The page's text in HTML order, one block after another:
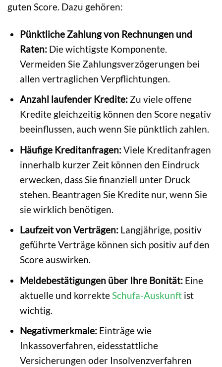
guten Score. Dazu gehören:
Pünktliche Zahlung von Rechnungen und
Raten:Die wichtigste Komponente.
Vermeiden Sie Zahlungsverzögerungen bei
allen vertraglichen Verpflichtungen.
Anzahl laufender Kredite:Zu viele offene
Kredite gleichzeitig können den Score negativ
beeinflussen, auch wenn Sie pünktlich zahlen.
Häufige Kreditanfragen:Viele Kreditanfragen
innerhalb kurzer Zeit können den Eindruck
erwecken, dass Sie finanziell unter Druck
stehen. Beantragen Sie Kredite nur, wenn Sie
sie wirklich benötigen.
Laufzeit von Verträgen:Langjährige, positiv
geführte Verträge können sich positiv auf den
Score auswirken.
Meldebestätigungen über Ihre Bonität:Eine
aktuelle und korrekteSchufa-Auskunftist
wichtig.
Negativmerkmale:Einträge wie
Inkassoverfahren, eidesstattliche
Versicherungen oder Insolvenzverfahren